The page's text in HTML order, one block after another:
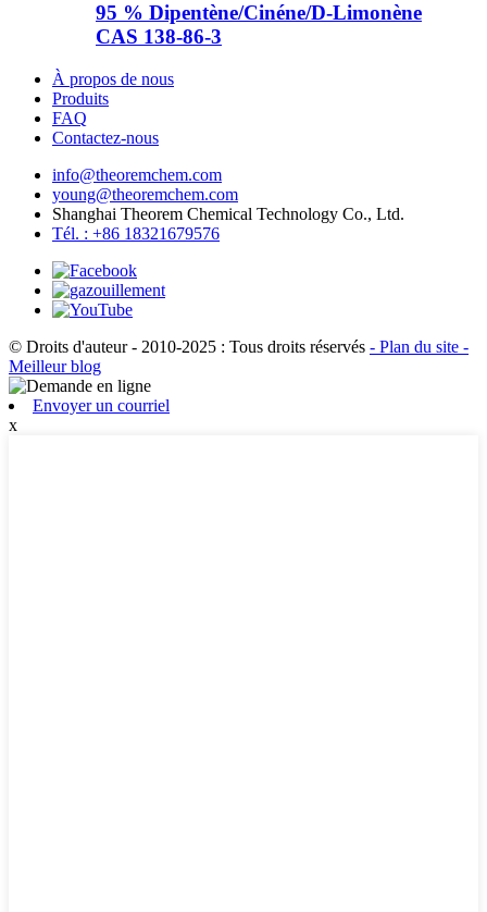
95 % Dipentène/Cinéne/D-Limonène
CAS 138-86-3
À propos de nous
Produits
FAQ
Contactez-nous
info@theoremchem.com
young@theoremchem.com
Shanghai Theorem Chemical Technology Co., Ltd.
Tél. : +86 18321679576
© Droits d'auteur - 2010-2025 : Tous droits réservés - Plan du site -
Meilleur blog
Envoyer un courriel
x